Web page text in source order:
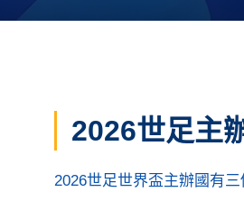
2026世足主
2026世足世界盃主辦國有